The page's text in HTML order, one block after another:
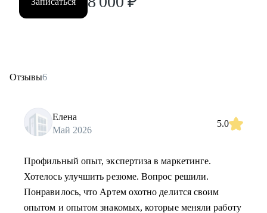
Отзывы6
Елена
Май 2026
5.0
Профильный опыт, экспертиза в маркетинге.
Хотелось улучшить резюме. Вопрос решили.
Понравилось, что Артем охотно делится своим
опытом и опытом знакомых, которые меняли работу